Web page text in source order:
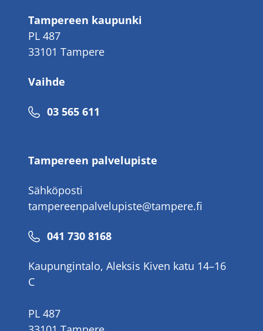
Tampereen kaupunki
PL 487
33101 Tampere
Vaihde
Puhelinnumero
03 565 611
Tampereen palvelupiste
Sähköposti
tampereenpalvelupiste@tampere.fi
Puhelinnumero
041 730 8168
Kaupungintalo, Aleksis Kiven katu 14–16
C
PL 487